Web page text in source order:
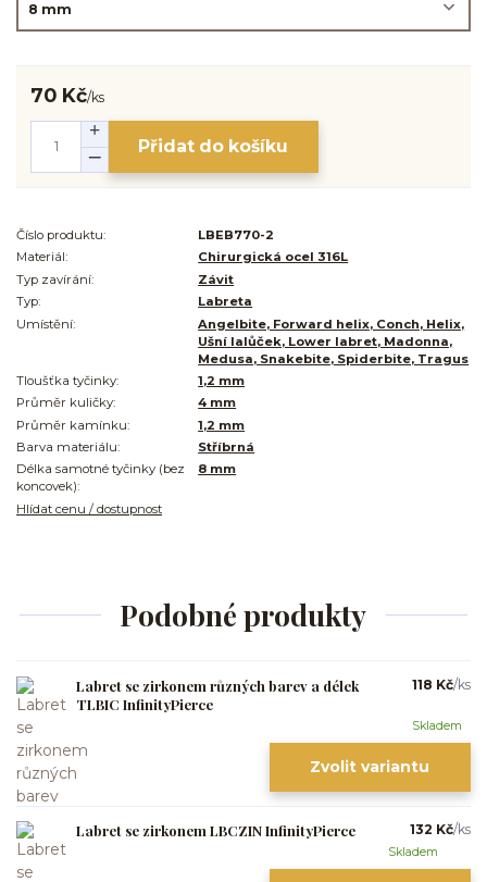
70 Kč/ks
Přidat do košíku
Číslo produktu:
LBEB770-2
Materiál:
Chirurgická ocel 316L
Typ zavírání:
Závit
Typ:
Labreta
Umístění:
Angelbite, Forward helix, Conch, Helix,
Ušní lalůček, Lower labret, Madonna,
Medusa, Snakebite, Spiderbite, Tragus
Tloušťka tyčinky:
1,2 mm
Průměr kuličky:
4 mm
Průměr kamínku:
1,2 mm
Barva materiálu:
Stříbrná
Délka samotné tyčinky (bez
koncovek):
8 mm
Hlídat cenu / dostupnost
Podobné produkty
Labret se zirkonem různých barev a délek
TLBIC InfinityPierce
118 Kč/ks
Skladem
Zvolit variantu
Labret se zirkonem LBCZIN InfinityPierce 132 Kč/ks
Skladem